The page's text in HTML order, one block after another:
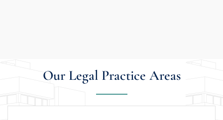
Our Legal Practice Areas